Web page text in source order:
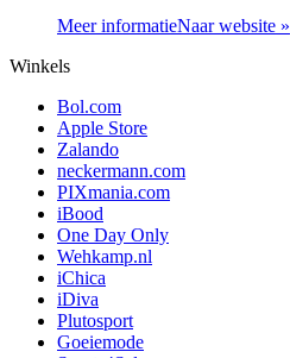
Meer informatieNaar website »
Winkels
Bol.com
Apple Store
Zalando
neckermann.com
PIXmania.com
iBood
One Day Only
Wehkamp.nl
iChica
iDiva
Plutosport
Goeiemode